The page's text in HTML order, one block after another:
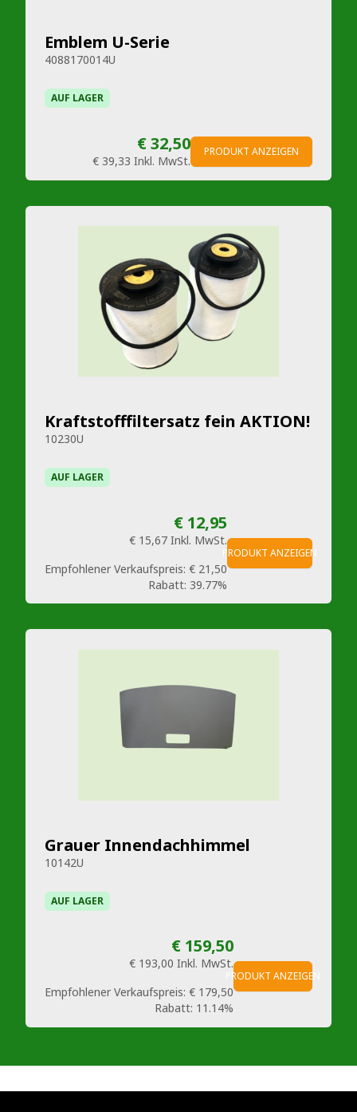
Emblem U-Serie
4088170014U
AUF LAGER
€ 32,50
€ 39,33 Inkl. MwSt.
PRODUKT ANZEIGEN
Kraftstofffiltersatz fein AKTION!
10230U
AUF LAGER
€ 12,95
€ 15,67 Inkl. MwSt.
Empfohlener Verkaufspreis: € 21,50
Rabatt: 39.77%
PRODUKT ANZEIGEN
Grauer Innendachhimmel
10142U
AUF LAGER
€ 159,50
€ 193,00 Inkl. MwSt.
Empfohlener Verkaufspreis: € 179,50
Rabatt: 11.14%
PRODUKT ANZEIGEN